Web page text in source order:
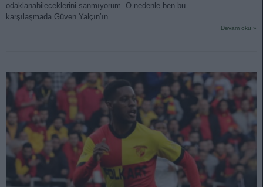
odaklanabileceklerini sanmıyorum. O nedenle ben bu
karşılaşmada Güven Yalçın’ın ...
Devam oku »